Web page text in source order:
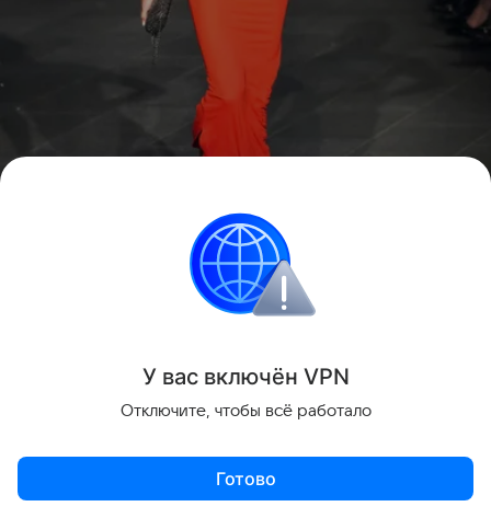
Демна Гвасалия
У вас включён VPN
Отключите, чтобы всё работало
Готово